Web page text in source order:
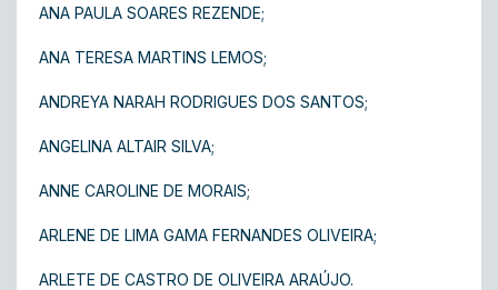
ANA PAULA SOARES REZENDE;
ANA TERESA MARTINS LEMOS;
ANDREYA NARAH RODRIGUES DOS SANTOS;
ANGELINA ALTAIR SILVA;
ANNE CAROLINE DE MORAIS;
ARLENE DE LIMA GAMA FERNANDES OLIVEIRA;
ARLETE DE CASTRO DE OLIVEIRA ARAÚJO.